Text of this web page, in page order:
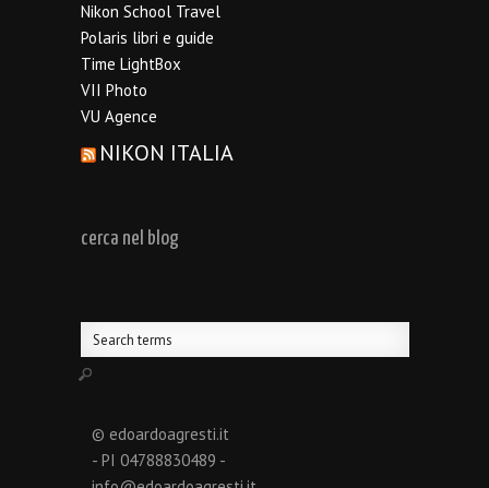
Nikon School Travel
Polaris libri e guide
Time LightBox
VII Photo
VU Agence
NIKON ITALIA
cerca nel blog
© edoardoagresti.it
- PI 04788830489 -